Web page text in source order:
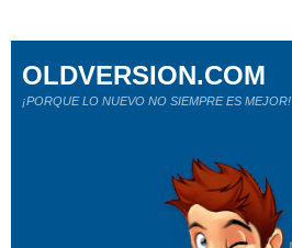
OLDVERSION.COM
¡PORQUE LO NUEVO NO SIEMPRE ES MEJOR!